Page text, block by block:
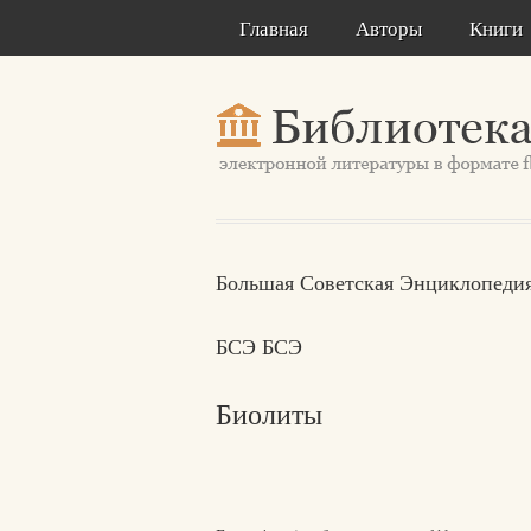
Главная Авторы Книги
Большая Советская
БСЭ БСЭ
Биолиты